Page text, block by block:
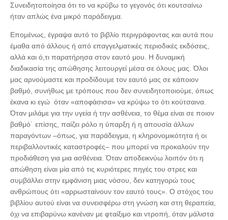
Συνειδητοποίησα ότι το να κρύβω το γεγονός ότι κουτσαίνω
ήταν απλώς ένα μικρό παράδειγμα.
Επομένως, έγραψα αυτό το βιβλίο περιγράφοντας και αυτά που
έμαθα από άλλους ή από επαγγελματικές περιοδικές εκδόσεις,
αλλά και ό,τι παρατήρησα στον εαυτό μου. Η δυναμική
διαδικασία της απώθησης λειτουργεί μέσα σε όλους μας. Όλοι
μας αρνούμαστε και προδίδουμε τον εαυτό μας σε κάποιον
βαθμό, συνήθως με τρόπους που δεν συνειδητοποιούμε, όπως
έκανα κι εγώ όταν «αποφάσισα» να κρύψω το ότι κούτσαινα.
Όταν μιλάμε για την υγεία ή την ασθένεια, το θέμα είναι σε ποιον
βαθμό˙ επίσης, παίζει ρόλο η ύπαρξη ή η απουσία άλλων
παραγόντων –όπως, για παράδειγμα, η κληρονομικότητα ή οι
περιβαλλοντικές καταστροφές– που μπορεί να προκαλούν την
προδιάθεση για μια ασθένεια. Όταν αποδεικνύω λοιπόν ότι η
απώθηση είναι μία από τις κυριότερες πηγές του στρες και
συμβάλλει στην εμφάνιση μιας νόσου, δεν κατηγορώ τους
ανθρώπους ότι «αρρωσταίνουν τον εαυτό τους». Ο στόχος του
βιβλίου αυτού είναι να συνεισφέρω στη γνώση και στη θεραπεία,
όχι να επιβαρύνω κανέναν με φταίξιμο και ντροπή, όταν μάλιστα